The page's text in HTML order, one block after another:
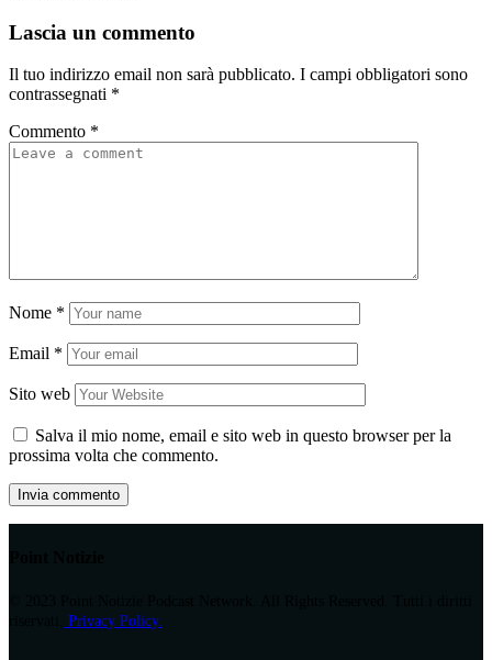
Lascia un commento
Il tuo indirizzo email non sarà pubblicato. I campi obbligatori sono
contrassegnati *
Commento *
Nome *
Email *
Sito web
Salva il mio nome, email e sito web in questo browser per la
prossima volta che commento.
Privacy Policy.